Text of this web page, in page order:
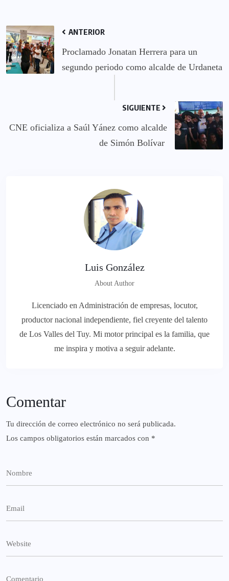
ANTERIOR
Proclamado Jonatan Herrera para un
segundo periodo como alcalde de Urdaneta
SIGUIENTE
CNE oficializa a Saúl Yánez como alcalde
de Simón Bolívar
Luis González
About Author
Licenciado en Administración de empresas, locutor,
productor nacional independiente, fiel creyente del talento
de Los Valles del Tuy. Mi motor principal es la familia, que
me inspira y motiva a seguir adelante.
Comentar
Tu dirección de correo electrónico no será publicada.
Los campos obligatorios están marcados con *